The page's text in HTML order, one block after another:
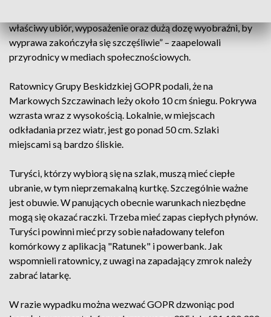
właściwy ubiór, wyposażenie oraz dużą dozę wyobraźni, by
wyprawa zakończyła się szczęśliwie” – zaapelowali
przyrodnicy w mediach społecznościowych.
Ratownicy Grupy Beskidzkiej GOPR podali, że na
Markowych Szczawinach leży około 10 cm śniegu. Pokrywa
wzrasta wraz z wysokością. Lokalnie, w miejscach
odkładania przez wiatr, jest go ponad 50 cm. Szlaki
miejscami są bardzo śliskie.
Turyści, którzy wybiorą się na szlak, muszą mieć ciepłe
ubranie, w tym nieprzemakalną kurtkę. Szczególnie ważne
jest obuwie. W panujących obecnie warunkach niezbędne
mogą się okazać raczki. Trzeba mieć zapas ciepłych płynów.
Turyści powinni mieć przy sobie naładowany telefon
komórkowy z aplikacją "Ratunek" i powerbank. Jak
wspomnieli ratownicy, z uwagi na zapadający zmrok należy
zabrać latarkę.
W razie wypadku można wezwać GOPR dzwoniąc pod